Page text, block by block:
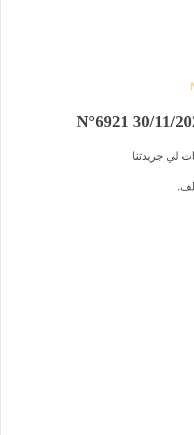
N°6921 30/11/
لي جريدتنا